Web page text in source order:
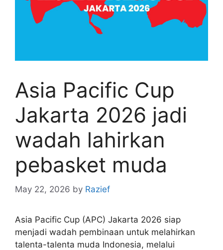
Asia Pacific Cup
Jakarta 2026 jadi
wadah lahirkan
pebasket muda
May 22, 2026 by Razief
Asia Pacific Cup (APC) Jakarta 2026 siap
menjadi wadah pembinaan untuk melahirkan
talenta-talenta muda Indonesia, melalui